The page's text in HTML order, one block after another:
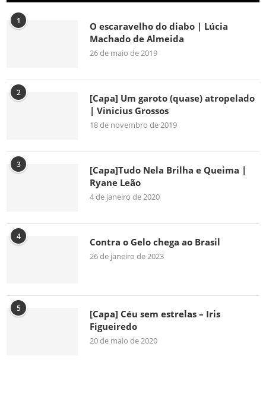
1
O escaravelho do diabo | Lúcia
Machado de Almeida
26 de maio de 2019
2
[Capa] Um garoto (quase) atropelado
| Vinicius Grossos
18 de novembro de 2019
3
[Capa]Tudo Nela Brilha e Queima |
Ryane Leão
4 de janeiro de 2020
4 Contra o Gelo chega ao Brasil
26 de janeiro de 2023
5
[Capa] Céu sem estrelas – Iris
Figueiredo
20 de maio de 2020